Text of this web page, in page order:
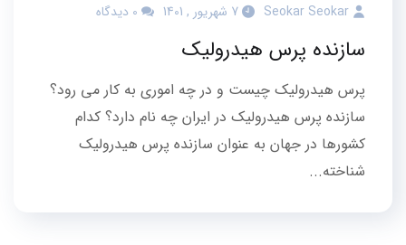
Seokar Seokar 7 شهریور , 1401 0 دیدگاه
سازنده پرس هیدرولیک
پرس هیدرولیک چیست و در چه اموری به کار می رود؟
سازنده پرس هیدرولیک در ایران چه نام دارد؟ کدام
کشورها در جهان به عنوان سازنده پرس هیدرولیک
شناخته...